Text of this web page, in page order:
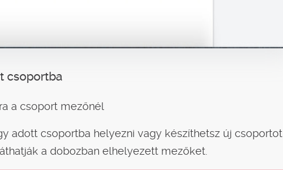
csoportba
a csoport mezőnél
adott csoportba helyezni vagy készíthetsz új csoportot
a dobozban elhelyezett mezőket.